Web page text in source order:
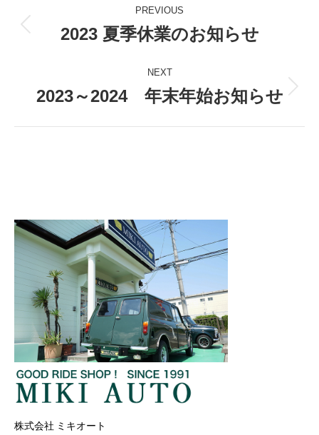
navigation
PREVIOUS
Previous
2023 夏季休業のお知らせ
NEXT
Next
2023～2024 年末年始お知らせ
株式会社 ミキオート